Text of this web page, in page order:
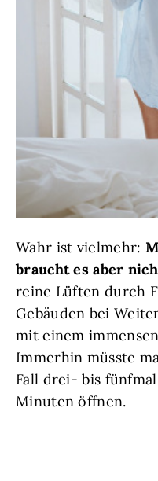
Wahr ist vielmehr:
braucht es aber
reine Lüften durch
Gebäuden bei
mit einem
Immerhin müsste
Fall drei- bis
Minuten öffnen.